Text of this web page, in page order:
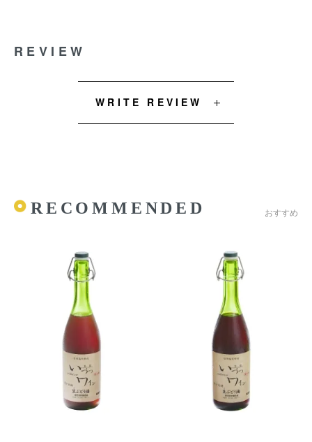
REVIEW
WRITE REVIEW
RECOMMENDED おすすめ